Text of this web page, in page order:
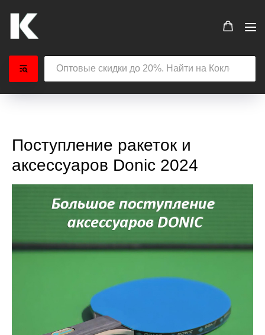
Поступление ракеток и
аксессуаров Donic 2024